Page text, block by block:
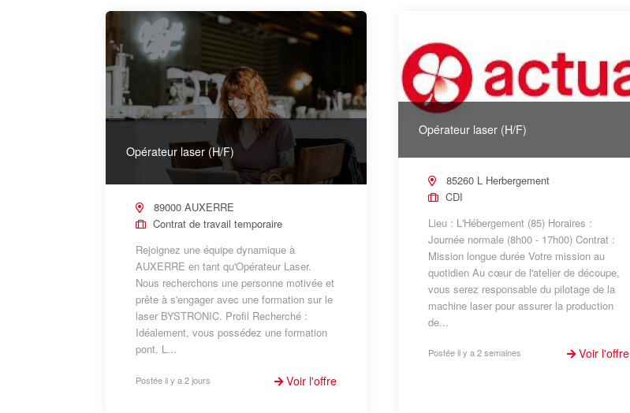
Opérateur laser (H/F)
89000 AUXERRE
Contrat de travail temporaire
Rejoignez une équipe dynamique à
AUXERRE en tant qu'Opérateur Laser.
Nous recherchons une personne motivée et
prête à s'engager avec une formation sur le
laser BYSTRONIC. Profil Recherché :
Idéalement, vous possédez une formation
pont. L...
Postée il y a 2 jours Voir l'offre
Opérateur laser (H/F)
85260 L Herbergement
CDI
Lieu : L'Hébergement (85) Horaires :
Journée normale (8h00 - 17h00) Contrat :
Mission longue durée Votre mission au
quotidien Au cœur de l'atelier de découpe,
vous serez responsable du pilotage de la
machine laser pour assurer la production
de...
Postée il y a 2 semaines Voir l'offre